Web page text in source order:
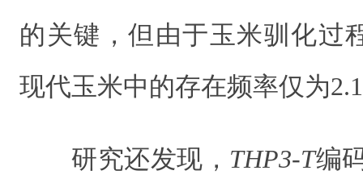
的关键，但由于玉米驯化过
现代玉米中的存在频率仅为
研究还发现， THP3-T编